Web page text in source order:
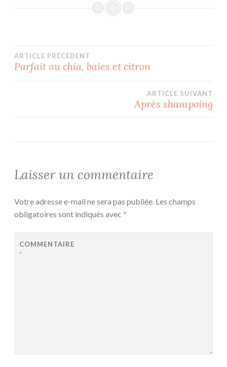
Navigation
l’article
ARTICLE PRÉCÉDENT
Parfait au chia, baies et citron
ARTICLE SUIVANT
Après shampoing
Laisser un commentaire
Votre adresse e-mail ne sera pas publiée. Les champs
obligatoires sont indiqués avec *
COMMENTAIRE
*